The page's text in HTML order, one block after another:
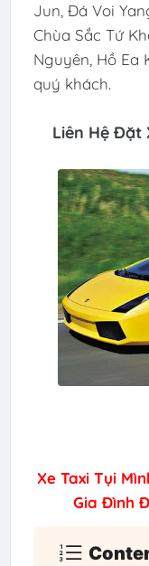
Jun, Đá Voi
Chùa Sắc Tứ
Nguyên, Hồ Ea
quý khách.
Liên Hệ Đặt
Xe Taxi Tụi
Gia Đình